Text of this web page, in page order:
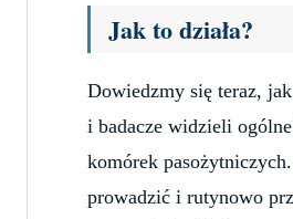
Jak to działa?
Dowiedzmy się teraz,
i badacze widzieli
komórek
prowadzić i rutynowo